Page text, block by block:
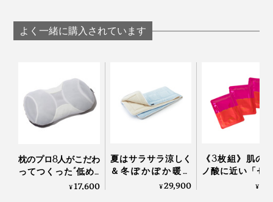
よく一緒に購入されています
枕のプロ8人がこだわ
ってつくった“低め3
センチ”の究極の枕｜
¥17,600
夏はサラサラ涼しく
＆冬ぽかぽか暖か
い、敷くだけ「体圧
¥29,900
《3枚組》肌の
ノ酸に近い「セ
ン」たっぷり！“
¥